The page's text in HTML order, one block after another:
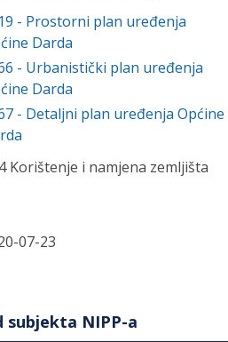
- Prostorni plan uređenja
Darda
- Urbanistički plan uređenja
Darda
- Detaljni plan uređenja Općine
Korištenje i namjena zemljišta
07-23
subjekta NIPP-a